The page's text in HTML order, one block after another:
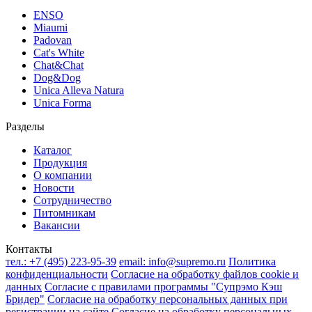
ENSO
Miaumi
Padovan
Cat's White
Chat&Chat
Dog&Dog
Unica Alleva Natura
Unica Forma
Разделы
Каталог
Продукция
О компании
Новости
Сотрудничество
Питомникам
Вакансии
Контакты
тел.: +7 (495) 223-95-39 email: info@supremo.ru Политика
конфиденциальности Согласие на обработку файлов cookie и
данных Согласие с правилами программы "Супрэмо Кэш
Бридер" Согласие на обработку персональных данных при